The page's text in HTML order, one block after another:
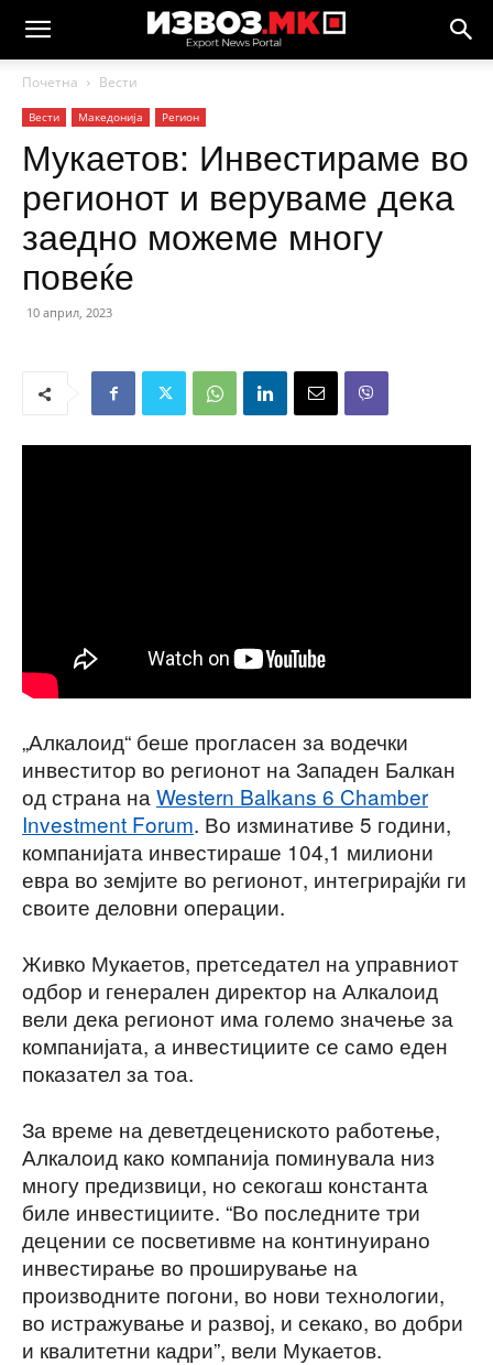
Почетна Вести
Вести Македонија Регион
Мукаетов: Инвестираме во
регионот и веруваме дека
заедно можеме многу
повеќе
10 април, 2023
„Алкалоид“ беше прогласен за водечки
инвеститор во регионот на Западен Балкан
од страна на Western Balkans 6 Chamber
Investment Forum. Во изминативе 5 години,
компанијата инвестираше 104,1 милиони
евра во земјите во регионот, интегрирајќи ги
своите деловни операции.
Живко Мукаетов, претседател на управниот
одбор и генерален директор на Алкалоид
вели дека регионот има големо значење за
компанијата, а инвестициите се само еден
показател за тоа.
За време на деветдецениското работење,
Алкалоид како компанија поминувала низ
многу предизвици, но секогаш константа
биле инвестициите. “Во последните три
децении се посветивме на континуирано
инвестирање во проширување на
производните погони, во нови технологии,
во истражување и развој, и секако, во добри
и квалитетни кадри”, вели Мукаетов.